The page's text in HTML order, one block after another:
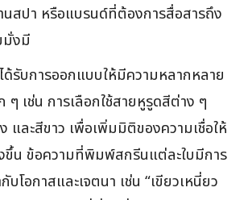
สปา หรือแบรนด์ที่ต้องการสื่อสารถึง
มั่งมี
ด้รับการออกแบบให้มีความหลากหลาย
ๆ เช่น การเลือกใช้สายหูรูดสีต่าง ๆ
และสีขาว เพื่อเพิ่มมิติของความเชื่อให้
น ข้อความที่พิมพ์สกรีนแต่ละใบมีการ
บโอกาสและเจตนา เช่น “เขียวเหนี่ยว